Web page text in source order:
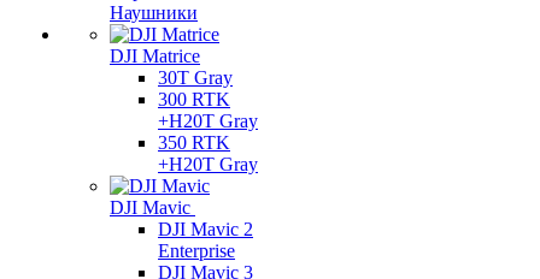
Наушники
DJI Matrice
30T Gray
300 RTK
+H20T Gray
350 RTK
+H20T Gray
DJI Mavic
DJI Mavic 2
Enterprise
DJI Mavic 3